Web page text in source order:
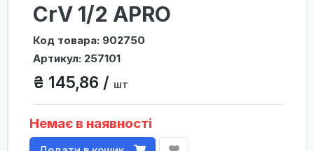
CrV 1/2 APRO
Код товара: 902750
Артикул: 257101
₴ 145,86 / шт
Немає в наявності